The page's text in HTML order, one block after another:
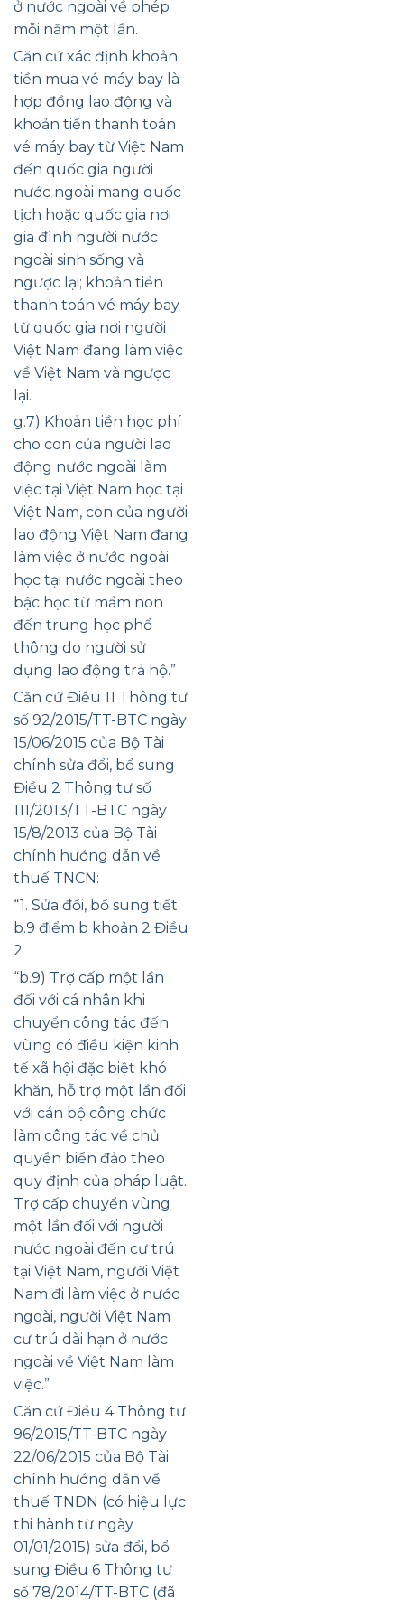
ở nước ngoài về phép
mỗi năm một lần.
Căn cứ xác định khoản
tiền mua vé máy bay là
hợp đồng lao động và
khoản tiền thanh toán
vé máy bay từ Việt Nam
đến quốc gia người
nước ngoài mang quốc
tịch hoặc quốc gia nơi
gia đình người nước
ngoài sinh sống và
ngược lại; khoản tiền
thanh toán vé máy bay
từ quốc gia nơi người
Việt Nam đang làm việc
về Việt Nam và ngược
lại.
g.7) Khoản tiền học phí
cho con của người lao
động nước ngoài làm
việc tại Việt Nam học tại
Việt Nam, con của người
lao động Việt Nam đang
làm việc ở nước ngoài
học tại nước ngoài theo
bậc học từ mầm non
đến trung học phổ
thông do người sử
dụng lao động trả hộ.”
Căn cứ Điều 11 Thông tư
số 92/2015/TT-BTC ngày
15/06/2015 của Bộ Tài
chính sửa đổi, bổ sung
Điều 2 Thông tư số
111/2013/TT-BTC ngày
15/8/2013 của Bộ Tài
chính hướng dẫn về
thuế TNCN:
“1. Sửa đổi, bổ sung tiết
b.9 điểm b khoản 2 Điều
2
“b.9) Trợ cấp một lần
đối với cá nhân khi
chuyển công tác đến
vùng có điều kiện kinh
tế xã hội đặc biệt khó
khăn, hỗ trợ một lần đối
với cán bộ công chức
làm công tác về chủ
quyền biển đảo theo
quy định của pháp luật.
Trợ cấp chuyển vùng
một lần đối với người
nước ngoài đến cư trú
tại Việt Nam, người Việt
Nam đi làm việc ở nước
ngoài, người Việt Nam
cư trú dài hạn ở nước
ngoài về Việt Nam làm
việc.”
Căn cứ Điều 4 Thông tư
96/2015/TT-BTC ngày
22/06/2015 của Bộ Tài
chính hướng dẫn về
thuế TNDN (có hiệu lực
thi hành từ ngày
01/01/2015) sửa đổi, bổ
sung Điều 6 Thông tư
số 78/2014/TT-BTC (đã